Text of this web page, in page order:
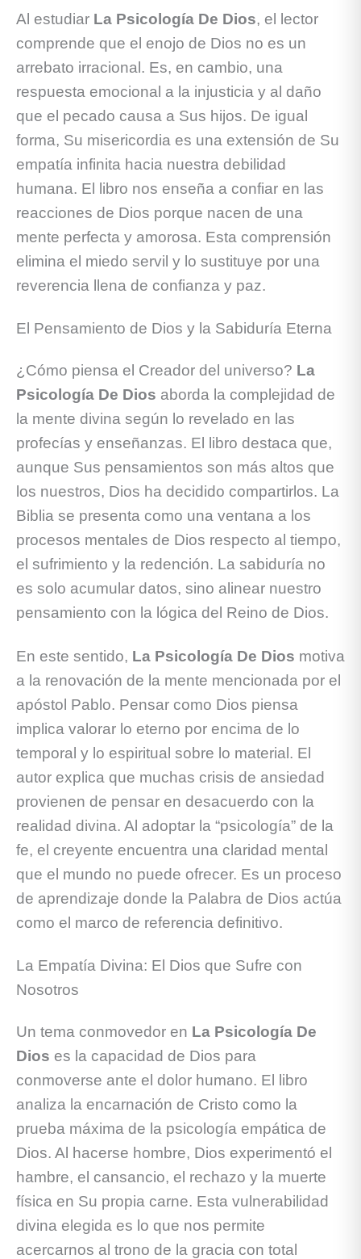
Al estudiar La Psicología De Dios, el lector
comprende que el enojo de Dios no es un
arrebato irracional. Es, en cambio, una
respuesta emocional a la injusticia y al daño
que el pecado causa a Sus hijos. De igual
forma, Su misericordia es una extensión de Su
empatía infinita hacia nuestra debilidad
humana. El libro nos enseña a confiar en las
reacciones de Dios porque nacen de una
mente perfecta y amorosa. Esta comprensión
elimina el miedo servil y lo sustituye por una
reverencia llena de confianza y paz.
El Pensamiento de Dios y la Sabiduría Eterna
¿Cómo piensa el Creador del universo? La
Psicología De Dios aborda la complejidad de
la mente divina según lo revelado en las
profecías y enseñanzas. El libro destaca que,
aunque Sus pensamientos son más altos que
los nuestros, Dios ha decidido compartirlos. La
Biblia se presenta como una ventana a los
procesos mentales de Dios respecto al tiempo,
el sufrimiento y la redención. La sabiduría no
es solo acumular datos, sino alinear nuestro
pensamiento con la lógica del Reino de Dios.
En este sentido, La Psicología De Dios motiva
a la renovación de la mente mencionada por el
apóstol Pablo. Pensar como Dios piensa
implica valorar lo eterno por encima de lo
temporal y lo espiritual sobre lo material. El
autor explica que muchas crisis de ansiedad
provienen de pensar en desacuerdo con la
realidad divina. Al adoptar la “psicología” de la
fe, el creyente encuentra una claridad mental
que el mundo no puede ofrecer. Es un proceso
de aprendizaje donde la Palabra de Dios actúa
como el marco de referencia definitivo.
La Empatía Divina: El Dios que Sufre con
Nosotros
Un tema conmovedor en La Psicología De
Dios es la capacidad de Dios para
conmoverse ante el dolor humano. El libro
analiza la encarnación de Cristo como la
prueba máxima de la psicología empática de
Dios. Al hacerse hombre, Dios experimentó el
hambre, el cansancio, el rechazo y la muerte
física en Su propia carne. Esta vulnerabilidad
divina elegida es lo que nos permite
acercarnos al trono de la gracia con total